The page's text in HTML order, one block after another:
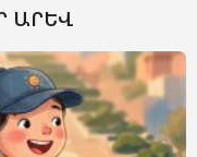
ԱՐԵՎ